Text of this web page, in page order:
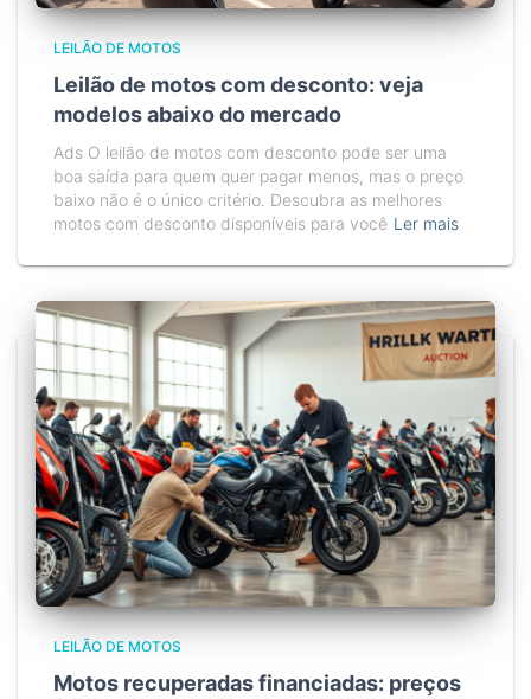
LEILÃO DE MOTOS
Leilão de motos com desconto: veja
modelos abaixo do mercado
Ads O leilão de motos com desconto pode ser uma
boa saída para quem quer pagar menos, mas o preço
baixo não é o único critério. Descubra as melhores
motos com desconto disponíveis para você Ler mais
LEILÃO DE MOTOS
Motos recuperadas financiadas: preços